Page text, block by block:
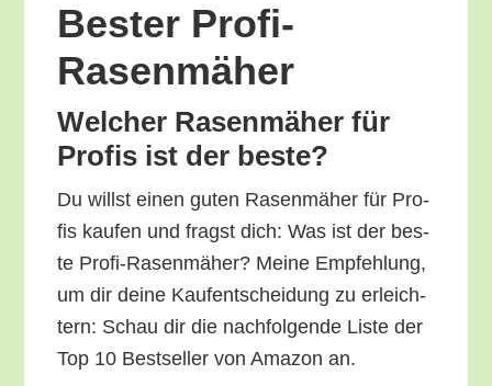
Bes­ter Profi-
Rasenmäher
Wel­cher Rasen­mä­her für
Pro­fis ist der beste?
Du willst einen guten Rasen­mä­her für Pro­
fis kau­fen und fragst dich: Was ist der bes­
te Pro­fi-Rasen­mä­her? Mei­ne Emp­feh­lung,
um dir dei­ne Kauf­ent­schei­dung zu erleich­
tern: Schau dir die nach­fol­gen­de Lis­te der
Top 10 Best­sel­ler von Ama­zon an.